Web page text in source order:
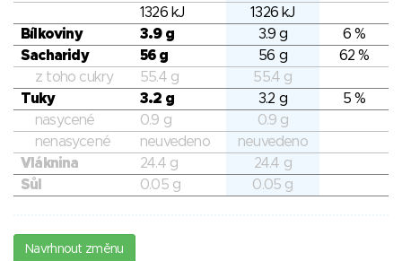
1326 kJ
1326 kJ
Bílkoviny
3.9 g 3.9 g
6 %
Sacharidy
56 g 56 g
62 %
z toho cukry
55.4 g
55.4 g
Tuky
3.2 g 3.2 g
5 %
nasycené
0.9 g
0.9 g
nenasycené
neuvedeno
neuvedeno
Vláknina
24.4 g
24.4 g
Sůl
0.05 g 0.05 g
Navrhnout změnu